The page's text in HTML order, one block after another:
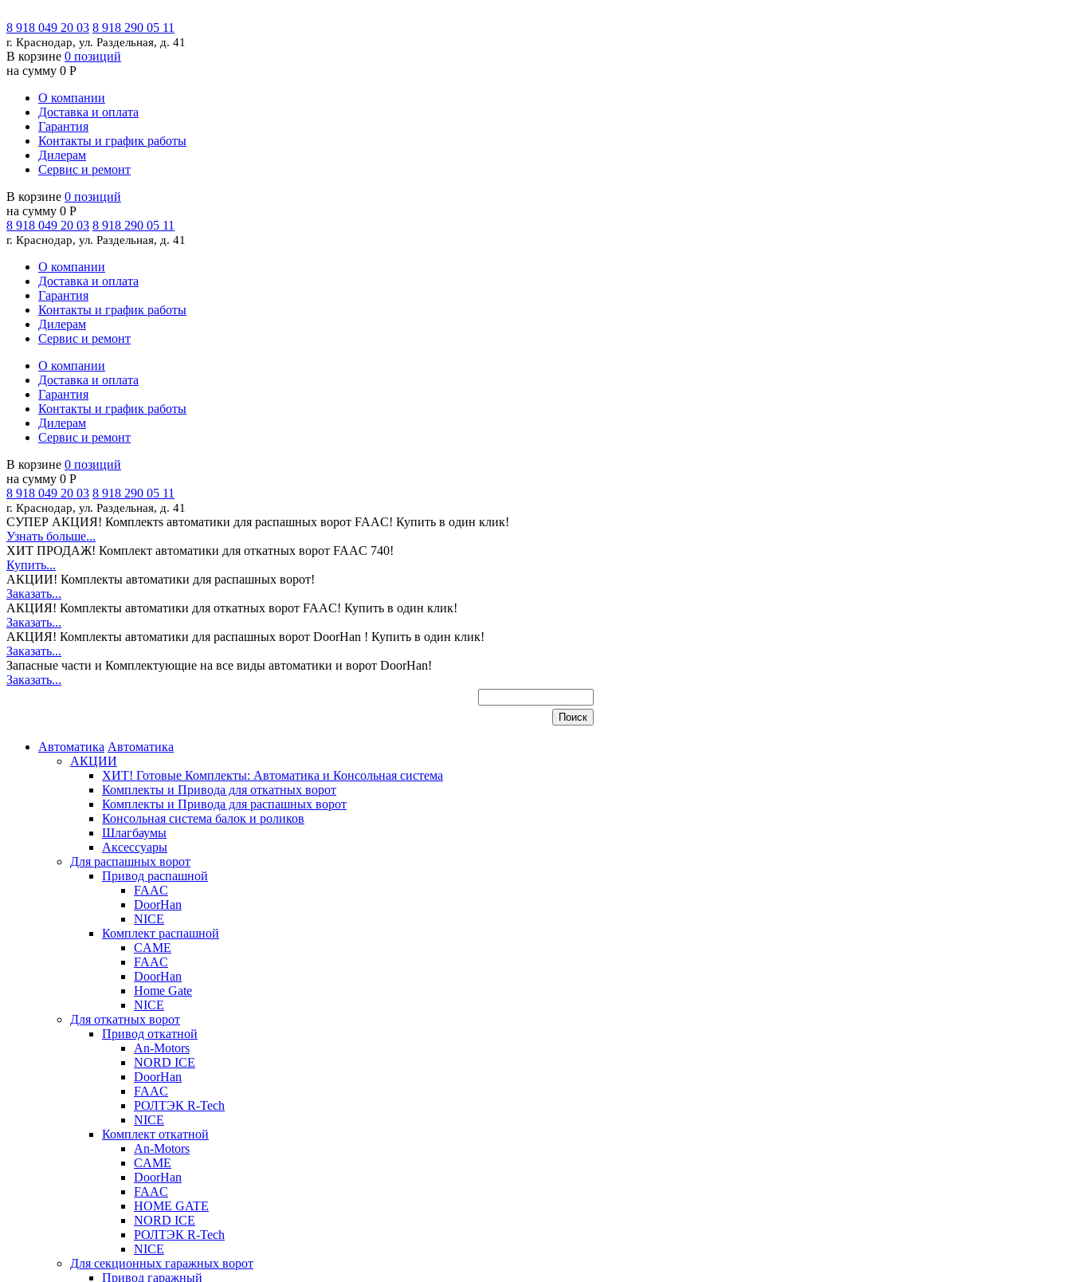
8 918 049 20 03 8 918 290 05 11
г. Краснодар, ул. Раздельная, д. 41
В корзине 0 позиций
на сумму 0 Р
О компании
Доставка и оплата
Гарантия
Контакты и график работы
Дилерам
Сервис и ремонт
В корзине 0 позиций
на сумму 0 Р
8 918 049 20 03 8 918 290 05 11
г. Краснодар, ул. Раздельная, д. 41
О компании
Доставка и оплата
Гарантия
Контакты и график работы
Дилерам
Сервис и ремонт
О компании
Доставка и оплата
Гарантия
Контакты и график работы
Дилерам
Сервис и ремонт
В корзине 0 позиций
на сумму 0 Р
8 918 049 20 03 8 918 290 05 11
г. Краснодар, ул. Раздельная, д. 41
СУПЕР АКЦИЯ! Комплектs автоматики для распашных ворот FAAC! Купить в один клик!
Узнать больше...
ХИТ ПРОДАЖ! Комплект автоматики для откатных ворот FAAC 740!
Купить...
АКЦИИ! Комплекты автоматики для распашных ворот!
Заказать...
АКЦИЯ! Комплекты автоматики для откатных ворот FAAC! Купить в один клик!
Заказать...
АКЦИЯ! Комплекты автоматики для распашных ворот DoorHan ! Купить в один клик!
Заказать...
Запасные части и Комплектующие на все виды автоматики и ворот DoorHan!
Заказать...
Автоматика Автоматика
АКЦИИ
ХИТ! Готовые Комплекты: Автоматика и Консольная система
Комплекты и Привода для откатных ворот
Комплекты и Привода для распашных ворот
Консольная система балок и роликов
Шлагбаумы
Аксессуары
Для распашных ворот
Привод распашной
FAAC
DoorHan
NICE
Комплект распашной
CAME
FAAC
DoorHan
Home Gate
NICE
Для откатных ворот
Привод откатной
An-Motors
NORD ICE
DoorHan
FAAC
РОЛТЭК R-Tech
NICE
Комплект откатной
An-Motors
CAME
DoorHan
FAAC
HOME GATE
NORD ICE
РОЛТЭК R-Tech
NICE
Для секционных гаражных ворот
Привод гаражный